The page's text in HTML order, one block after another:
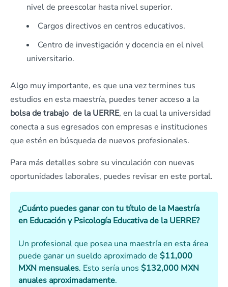
nivel de preescolar hasta nivel superior.
Cargos directivos en centros educativos.
Centro de investigación y docencia en el nivel
universitario.
Algo muy importante, es que una vez termines tus
estudios en esta maestría, puedes tener acceso a la
bolsa de trabajo de la UERRE, en la cual la universidad
conecta a sus egresados con empresas e instituciones
que estén en búsqueda de nuevos profesionales.
Para más detalles sobre su vinculación con nuevas
oportunidades laborales, puedes revisar en este portal.
¿Cuánto puedes ganar con tu título de la Maestría
en Educación y Psicología Educativa de la UERRE?
Un profesional que posea una maestría en esta área
puede ganar un sueldo aproximado de $11,000
MXN mensuales. Esto sería unos $132,000 MXN
anuales aproximadamente.